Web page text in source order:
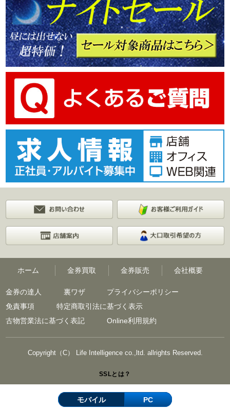
ホーム 金券買取 金券販売 会社概要
金券の達人 裏ワザ
プライバシーポリシー
免責事項
特定商取引法に基づく表示
古物営業法に基づく表記
Online利用規約
Copyright（C） Life Intelligence co.,ltd. allrights Reserved.
SSLとは？
モバイル PC